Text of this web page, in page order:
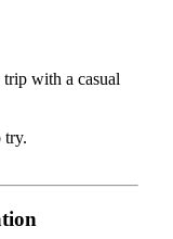
with a casual
try.